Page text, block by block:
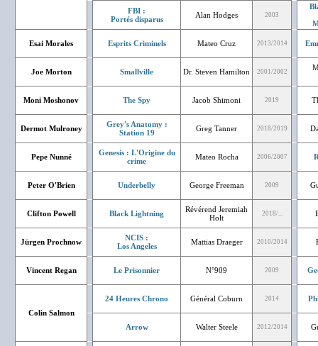
FBI :
Portés disparus
Alan Hodges 2003
Esai Morales Esprits Criminels Mateo Cruz 2013/2014
Joe Morton Smallville Dr. Steven Hamilton 2001/2002
Moni Moshonov The Spy Jacob Shimoni 2019
Dermot Mulroney
Grey's Anatomy :
Station 19
Greg Tanner 2018/2019
Pepe Nunné
Genesis : L'Origine du
crime
Mateo Rocha 2006/2007
Peter O'Brien Underbelly George Freeman 2009
Clifton Powell Black Lightning
Révérend Jeremiah
Holt
2018/...
Jürgen Prochnow
NCIS :
Los Angeles
Mattias Draeger 2010/2014
Vincent Regan Le Prisonnier N°909 2009
Colin Salmon
24 Heures Chrono Général Coburn 2014
Arrow Walter Steele 2012/2014